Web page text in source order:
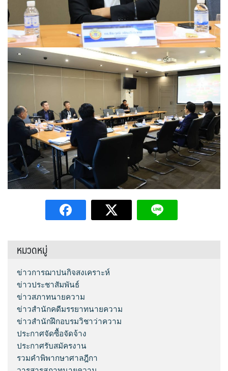
หมวดหมู่
ข่าวการฌาปนกิจสงเคราะห์
ข่าวประชาสัมพันธ์
ข่าวสภาทนายความ
ข่าวสำนักคดีมรรยาทนายความ
ข่าวสำนักฝึกอบรมวิชาว่าความ
ประกาศจัดซื้อจัดจ้าง
ประกาศรับสมัครงาน
รวมคำพิพากษาศาลฎีกา